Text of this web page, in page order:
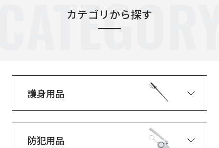
カテゴリから探す
護身用品
防犯用品